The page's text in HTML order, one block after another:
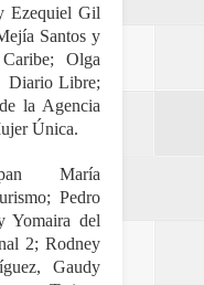
Ezequiel Gil
Santos y
Olga
Diario Libre;
la Agencia
Única.
María
Pedro
Yomaira del
2; Rodney
Gaudy